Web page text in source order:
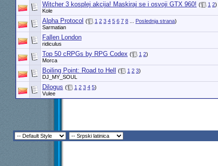
Witcher 3 kosplej akcija! Maskiraj se i osvoji GTX 960! ( 1 2)
Kole
Alpha Protocol ( 1 2 3 4 5 6 7 8... Poslednja strana)
Sarmatian
Fallen London
ridiculus
Top 50 cRPGs by RPG Codex ( 1 2)
Morca
Boiling Point: Road to Hell
( 1 2 3)
DJ_MY_SOUL
Dilogus ( 1 2 3 4 5)
Vulee